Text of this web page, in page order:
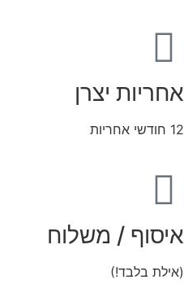
אחריות יצרן
12 חודשי אחריות
איסוף / משלוח
(אילת בלבד!)